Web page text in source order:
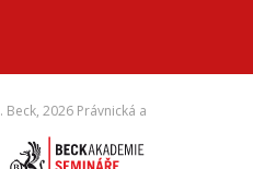
Beck, 2026 Právnická a